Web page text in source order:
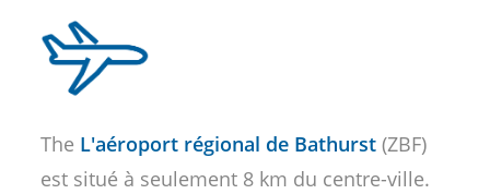
The L'aéroport régional de Bathurst (ZBF)
est situé à seulement 8 km du centre-ville.